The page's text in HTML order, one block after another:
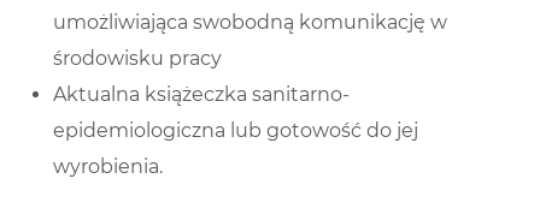
umożliwiająca swobodną komunikację w
środowisku pracy
Aktualna książeczka sanitarno-
epidemiologiczna lub gotowość do jej
wyrobienia.